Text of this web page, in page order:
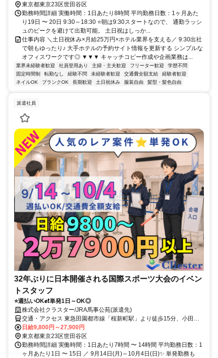
東京都東京23区世田谷区
勤務時間詳細 実働時間：1日あたり8時間 平均勤務日数：1ヶ月あた
り19日 〜 20日 9:30～18:30 ⭐朝は9:30スタートなので、 通勤ラッシ
ュのピークを避けて出勤可能。 土日祝はしっか...
仕事内容 ＼土日祝休み×月給25万円×ホテル業界を支える／ 9:30出社
で朝もゆったり♪ 大手ホテルの予約サイト情報を更新する シンプルな
オフィスワークです◎ ▼▼▼ キャッチコピー作成や企画業務は...
業界未経験者歓迎 社員登用あり 主婦・主夫歓迎 フリーター歓迎
学歴不問
固定時間制
転勤なし 経験不問 未経験者歓迎 交通費全額支給
経験者歓迎
ネイルOK
ブランクOK 長期歓迎 土日祝休み 服装自由 髪型・髪色自由
派遣社員
32年ぶりに日本開催される国際スポーツ大会のイベン
トスタッフ
⭐週払いOK✊❗単発1日～OK◎
株式会社クラスター/JRA馬事公苑(派遣先)
交通・アクセス 東急田園都市線「桜新町駅」より徒歩15分、小田急
線「経堂駅」より徒歩20分
日給9,800円～27,900円
東京都東京23区世田谷区
勤務時間詳細 実働時間：1日あたり7時間 〜 14時間 平均勤務日数：1
ヶ月あたり1日 〜 15日 ／ 9月14日(月)～10月4日(日)✨ 単発勤務も